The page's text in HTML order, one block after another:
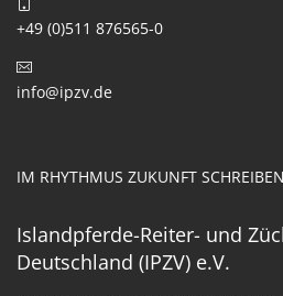
+49 (0)511 876565-0
info@ipzv.de
IM RHYTHMUS ZUKUNFT
Islandpferde-Reiter- und
Deutschland (IPZV) e.V.